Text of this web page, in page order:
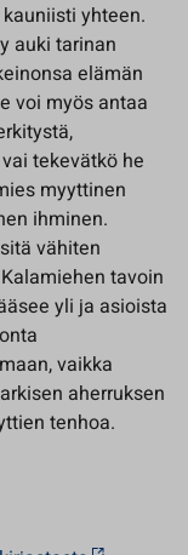
yhteen.
auki tarinan
elämän
voi myös antaa
tekevätkö he
myyttinen
ihminen.
vähiten
tavoin
yli ja asioista
vaikka
aherruksen
tenhoa.